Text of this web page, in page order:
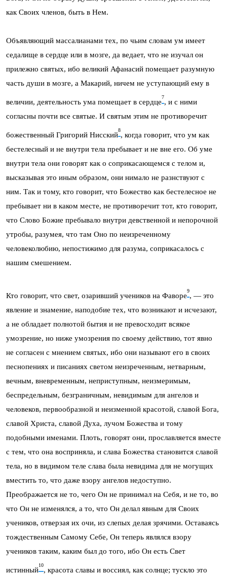
как Своих членов, быть в Нем.
Объявляющий массалианами тех, по чьим словам ум имеет
седалище в сердце или в мозге, да ведает, что не изучал он
прилежно святых, ибо великий Афанасий помещает разумную
часть души в мозге, а Макарий, ничем не уступающий ему в
величии, деятельность ума помещает в сердце
7
, и с ними
согласны почти все святые. И святым этим не противоречит
божественный Григорий Нисский
8
, когда говорит, что ум как
бестелесный и не внутри тела пребывает и не вне его. Об уме
внутри тела они говорят как о соприкасающемся с телом и,
высказывая это иным образом, они нимало не разнствуют с
ним. Так и тому, кто говорит, что Божество как бестелесное не
пребывает ни в каком месте, не противоречит тот, кто говорит,
что Слово Божие пребывало внутри девственной и непорочной
утробы, разумея, что там Оно по неизреченному
человеколюбию, непостижимо для разума, соприкасалось с
нашим смешением.
Кто говорит, что свет, озаривший учеников на Фаворе
9
, — это
явление и знамение, наподобие тех, что возникают и исчезают,
а не обладает полнотой бытия и не превосходит всякое
умозрение, но ниже умозрения по своему действию, тот явно
не согласен с мнением святых, ибо они называют его в своих
песнопениях и писаниях светом неизреченным, нетварным,
вечным, вневременным, неприступным, неизмеримым,
беспредельным, безграничным, невидимым для ангелов и
человеков, первообразной и неизменной красотой, славой Бога,
славой Христа, славой Духа, лучом Божества и тому
подобными именами. Плоть, говорят они, прославляется вместе
с тем, что она восприняла, и слава Божества становится славой
тела, но в видимом теле слава была невидима для не могущих
вместить то, что даже взору ангелов недоступно.
Преображается не то, чего Он не принимал на Себя, и не то, во
что Он не изменялся, а то, что Он делал явным для Своих
учеников, отверзая их очи, из слепых делая зрячими. Оставаясь
тождественным Самому Себе, Он теперь являлся взору
учеников таким, каким был до того, ибо Он есть Свет
истинный
10
, красота славы и воссиял, как солнце; тускло это